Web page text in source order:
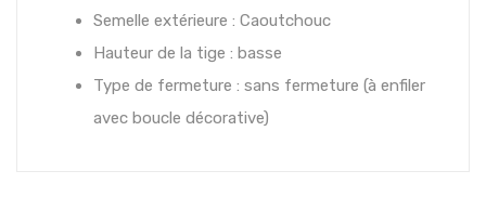
Semelle extérieure : Caoutchouc
Hauteur de la tige : basse
Type de fermeture : sans fermeture (à enfiler
avec boucle décorative)